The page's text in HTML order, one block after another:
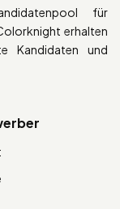
für
erhalten
Kandidaten und